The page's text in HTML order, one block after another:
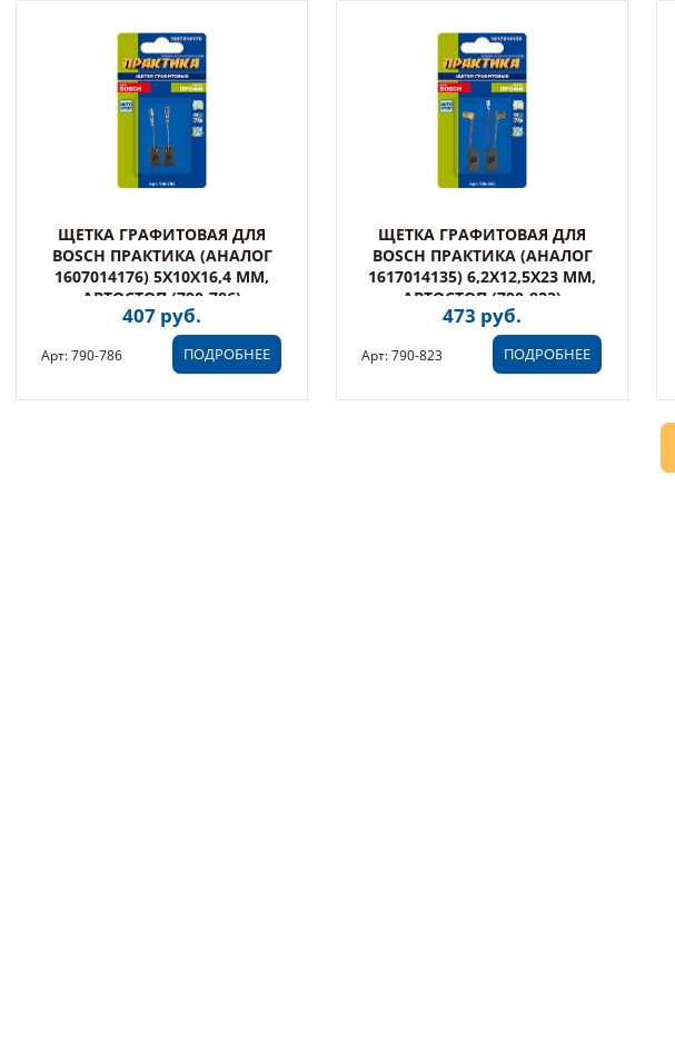
ЩЕТКА ГРАФИТОВАЯ ДЛЯ
BOSCH ПРАКТИКА (АНАЛОГ
1607014176) 5X10X16,4 ММ,
АВТОСТОП (790-786)
407 руб.
ПОДРОБНЕЕ
Арт: 790-786
ЩЕТКА ГРАФИТОВАЯ ДЛЯ
BOSCH ПРАКТИКА (АНАЛОГ
1617014135) 6,2X12,5X23 ММ,
АВТОСТОП (790-823)
473 руб.
ПОДРОБНЕЕ
Арт: 790-823